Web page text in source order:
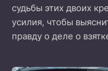
судьбы этих двоих
усилия, чтобы
правду о деле о